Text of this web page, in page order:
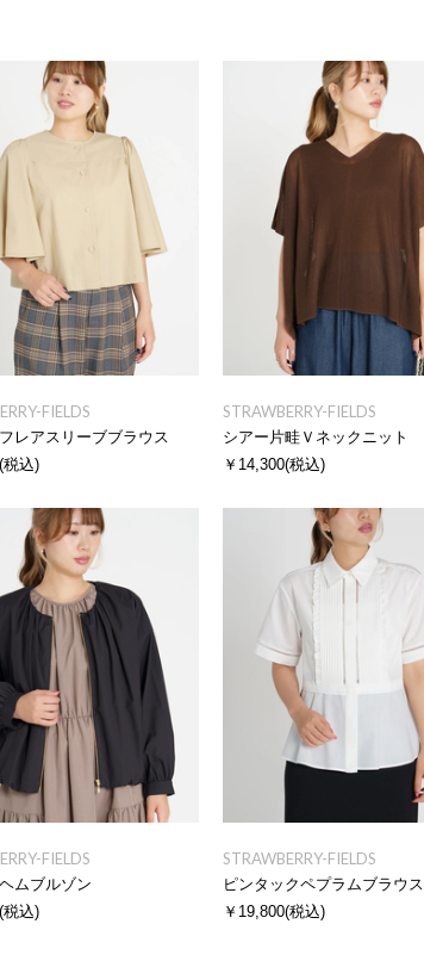
FIELDS
レアスリーブブラウス
(税込)
STRAWBERRY-FIELDS
シアー片畦Ｖネックニット
￥14,300(税込)
FIELDS
ムブルゾン
(税込)
STRAWBERRY-FIELDS
ピンタックペプラムブラウス
￥19,800(税込)